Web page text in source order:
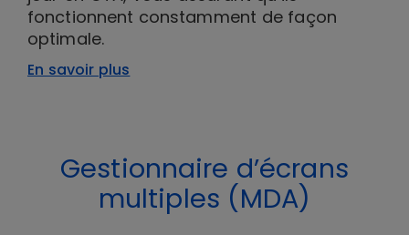
fonctionnent constamment de façon
optimale.
En savoir plus
Gestionnaire d’écrans
multiples (MDA)